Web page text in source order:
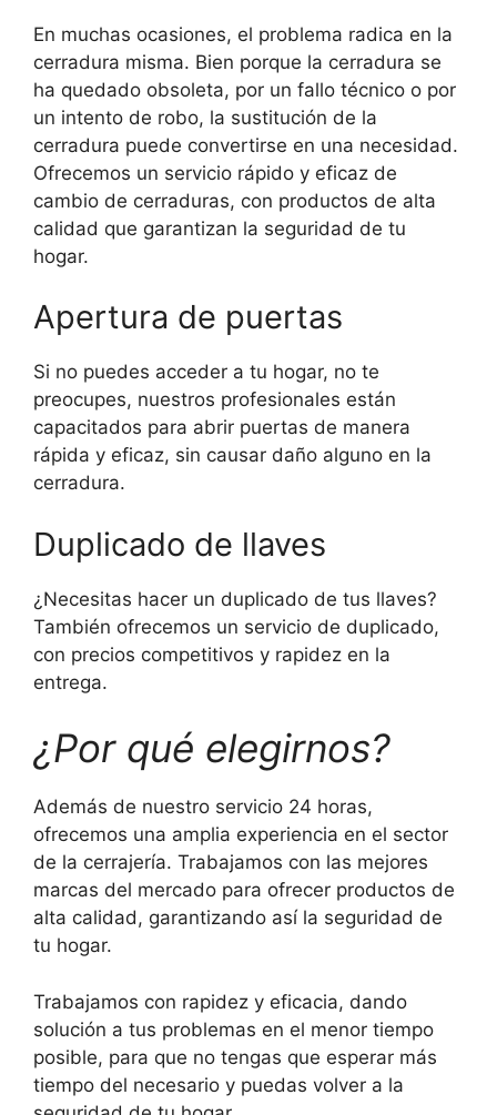
En muchas ocasiones, el problema radica en la
cerradura misma. Bien porque la cerradura se
ha quedado obsoleta, por un fallo técnico o por
un intento de robo, la sustitución de la
cerradura puede convertirse en una necesidad.
Ofrecemos un servicio rápido y eficaz de
cambio de cerraduras, con productos de alta
calidad que garantizan la seguridad de tu
hogar.
Apertura de puertas
Si no puedes acceder a tu hogar, no te
preocupes, nuestros profesionales están
capacitados para abrir puertas de manera
rápida y eficaz, sin causar daño alguno en la
cerradura.
Duplicado de llaves
¿Necesitas hacer un duplicado de tus llaves?
También ofrecemos un servicio de duplicado,
con precios competitivos y rapidez en la
entrega.
¿Por qué elegirnos?
Además de nuestro servicio 24 horas,
ofrecemos una amplia experiencia en el sector
de la cerrajería. Trabajamos con las mejores
marcas del mercado para ofrecer productos de
alta calidad, garantizando así la seguridad de
tu hogar.
Trabajamos con rapidez y eficacia, dando
solución a tus problemas en el menor tiempo
posible, para que no tengas que esperar más
tiempo del necesario y puedas volver a la